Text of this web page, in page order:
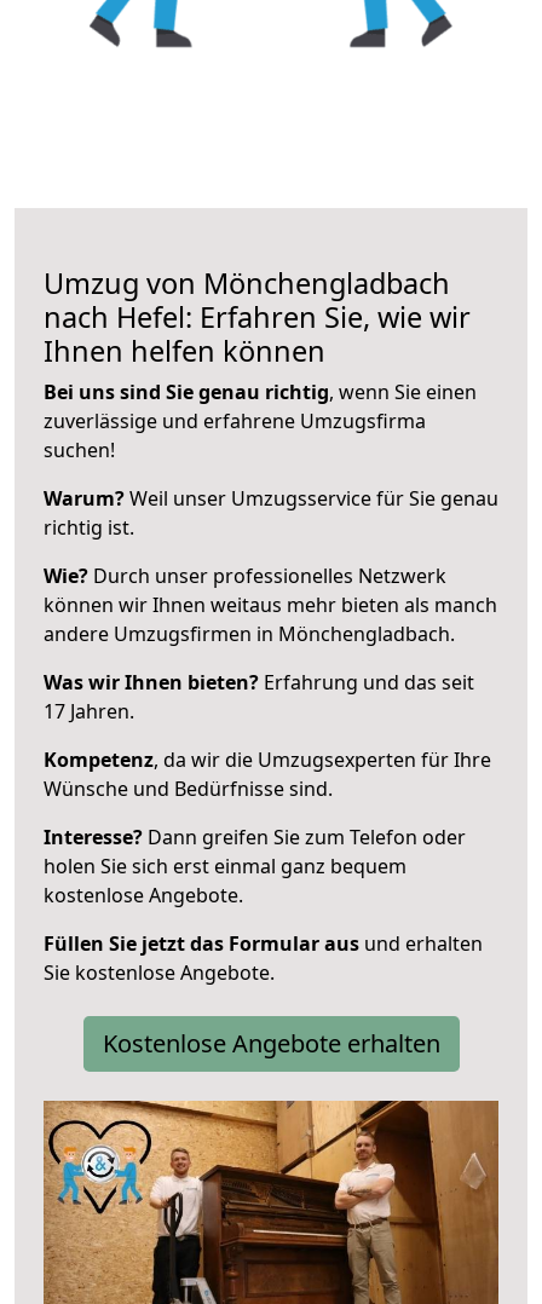
Umzug von Mönchengladbach
nach Hefel: Erfahren Sie, wie wir
Ihnen helfen können
Bei uns sind Sie genau richtig, wenn Sie einen
zuverlässige und erfahrene Umzugsfirma
suchen!
Warum?Weil unser Umzugsservice für Sie genau
richtig ist.
Wie? Durch unser professionelles Netzwerk
können wir Ihnen weitaus mehr bieten als manch
andere Umzugsfirmen in Mönchengladbach.
Was wir Ihnen bieten? Erfahrung und das seit
17 Jahren.
Kompetenz, da wir die Umzugsexperten für Ihre
Wünsche und Bedürfnisse sind.
Interesse? Dann greifen Sie zum Telefon oder
holen Sie sich erst einmal ganz bequem
kostenlose Angebote.
Füllen Sie jetzt das Formular aus und erhalten
Sie kostenlose Angebote.
Kostenlose Angebote erhalten